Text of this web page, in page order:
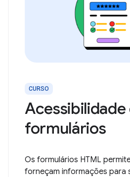
CURSO
Acessibilidade
formulários
Os formulários HTML
forneçam informações para